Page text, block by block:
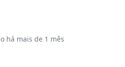
há mais de 1 mês